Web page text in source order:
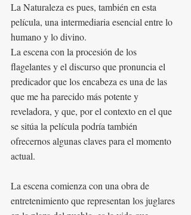
La Naturaleza es pues, también en esta
película, una intermediaria esencial entre lo
humano y lo divino.
La escena con la procesión de los
flagelantes y el discurso que pronuncia el
predicador que los encabeza es una de las
que me ha parecido más potente y
reveladora, y que, por el contexto en el que
se sitúa la película podría también
ofrecernos algunas claves para el momento
actual.
La escena comienza con una obra de
entretenimiento que representan los juglares